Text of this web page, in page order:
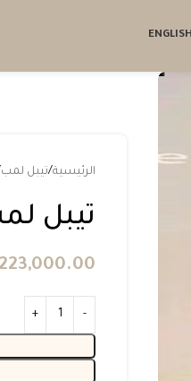
ENGLISH
الرئيسية تيبل لمب
تيبل
223,000.00